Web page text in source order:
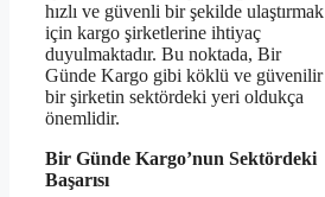
hızlı ve güvenli bir şekilde ulaştırmak
için kargo şirketlerine ihtiyaç
duyulmaktadır. Bu noktada, Bir
Günde Kargo gibi köklü ve güvenilir
bir şirketin sektördeki yeri oldukça
önemlidir.
Bir Günde Kargo’nun Sektördeki
Başarısı